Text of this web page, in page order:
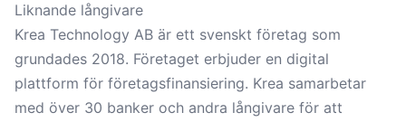
Liknande långivare
Krea Technology AB är ett svenskt företag som
grundades 2018. Företaget erbjuder en digital
plattform för företagsfinansiering. Krea samarbetar
med över 30 banker och andra långivare för att